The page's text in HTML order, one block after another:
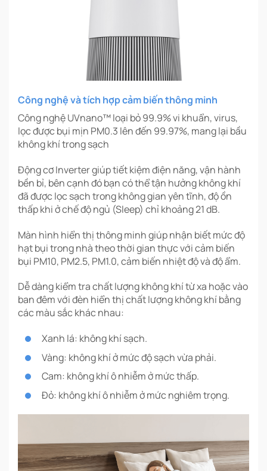
Công nghệ và tích hợp cảm biến thông minh
Công nghệ UVnano™ loại bỏ 99.9% vi khuẩn, virus,
lọc được bụi mịn PM0.3 lên đến 99.97%, mang lại bầu
không khí trong sạch
Động cơ Inverter giúp tiết kiệm điện năng, vận hành
bền bỉ, bên cạnh đó bạn có thể tận hưởng không khí
đã được lọc sạch trong không gian yên tĩnh, độ ồn
thấp khi ở chế độ ngủ (Sleep) chỉ khoảng 21 dB.
Màn hình hiển thị thông minh giúp nhận biết mức độ
hạt bụi trong nhà theo thời gian thực với cảm biến
bụi PM10, PM2.5, PM1.0, cảm biến nhiệt độ và độ ẩm.
Dễ dàng kiểm tra chất lượng không khí từ xa hoặc vào
ban đêm với đèn hiển thị chất lượng không khí bằng
các màu sắc khác nhau:
Xanh lá: không khí sạch.
Vàng: không khí ở mức độ sạch vừa phải.
Cam: không khí ô nhiễm ở mức thấp.
Đỏ: không khí ô nhiễm ở mức nghiêm trọng.